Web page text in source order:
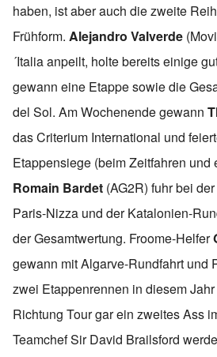
haben, ist aber auch die zweite
Frühform. Alejandro Valverde
´Italia anpeilt, holte bereits einige
gewann eine Etappe sowie die
del Sol. Am Wochenende gewann
das Criterium International und
Etappensiege (beim Zeitfahren und
Romain Bardet (AG2R) fuhr bei
Paris-Nizza und der Katalonien-
der Gesamtwertung. Froome-Helfer
gewann mit Algarve-Rundfahrt und
zwei Etappenrennen in diesem
Richtung Tour gar ein zweites Ass
Teamchef Sir David Brailsford